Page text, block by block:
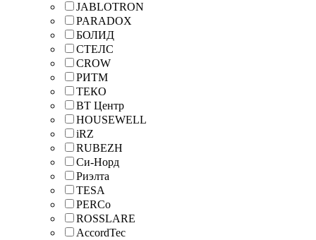
JABLOTRON
PARADOX
БОЛИД
СТЕЛС
CROW
РИТМ
ТЕКО
ВТ Центр
HOUSEWELL
iRZ
RUBEZH
Си-Норд
Риэлта
TESA
PERCo
ROSSLARE
AccordTec